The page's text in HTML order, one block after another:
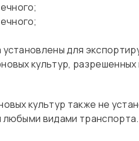
для
культур, разрешенных
культур также не
видами транспорта.